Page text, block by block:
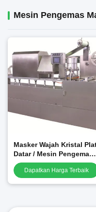
Mesin Pengemas
Masker Wajah Kristal
Datar / Mesin Pengemas
Blister Patch Mata 25 Kali
/ MenitDapatkan Harga Terbaik